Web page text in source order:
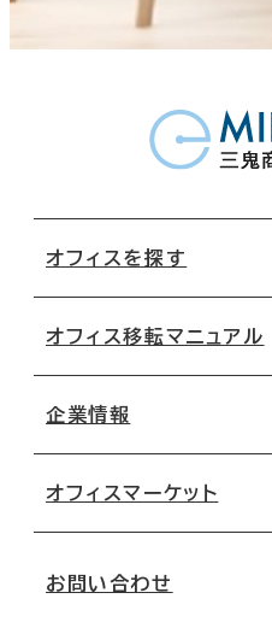
オフィスを探す
地図から探す
路線・駅から探す
オフィス移転マニュアル
移転コストシミュレーション
移転スケジュール
オフィス移転Q&A
企業情報
オフィスマーケット
お問い合わせ